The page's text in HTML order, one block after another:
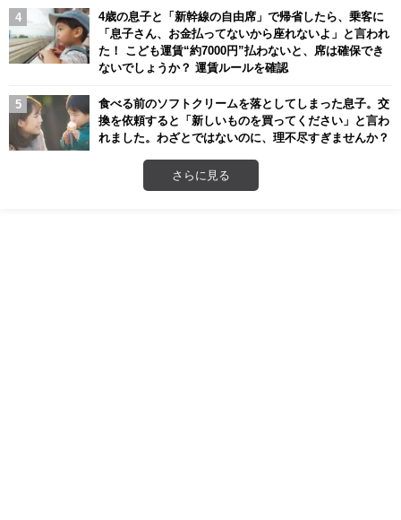
4歳の息子と「新幹線の自由席」で帰省したら、乗客に
「息子さん、お金払ってないから座れないよ」と言われ
た！ こども運賃“約7000円”払わないと、席は確保でき
ないでしょうか？ 運賃ルールを確認
食べる前のソフトクリームを落としてしまった息子。交
換を依頼すると「新しいものを買ってください」と言わ
れました。わざとではないのに、理不尽すぎませんか？
さらに見る